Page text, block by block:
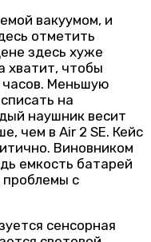
вакуумом, и
отметить
здесь хуже
хватит, чтобы
часов. Меньшую
на
наушник весит
чем в Air 2 SE. Кейс
Виновником
емкость батарей
проблемы с
сенсорная